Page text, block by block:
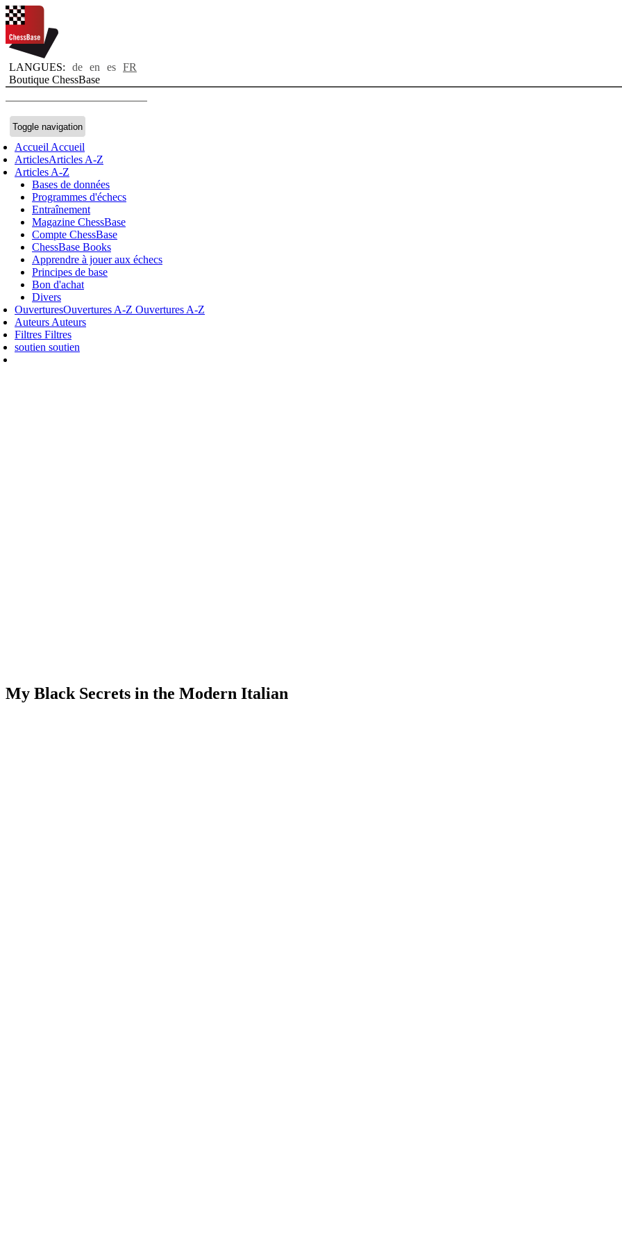
LANGUES: de en es FR
Boutique ChessBase
Toggle navigation
Accueil Accueil
ArticlesArticles A-Z
Articles A-Z
Bases de données
Programmes d'échecs
Entraînement
Magazine ChessBase
Compte ChessBase
ChessBase Books
Apprendre à jouer aux échecs
Principes de base
Bon d'achat
Divers
OuverturesOuvertures A-Z Ouvertures A-Z
Auteurs Auteurs
Filtres Filtres
soutien soutien
My Black Secrets in the Modern Italian